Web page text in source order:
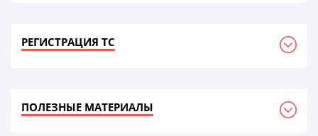
РЕГИСТРАЦИЯ ТС
ПОЛЕЗНЫЕ МАТЕРИАЛЫ